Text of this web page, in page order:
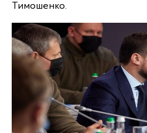
Тимошенко.